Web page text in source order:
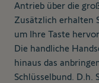
Antrieb über die
Zusätzlich erhalten
um Ihre Taste
Die handliche
hinaus das
Schlüsselbund.